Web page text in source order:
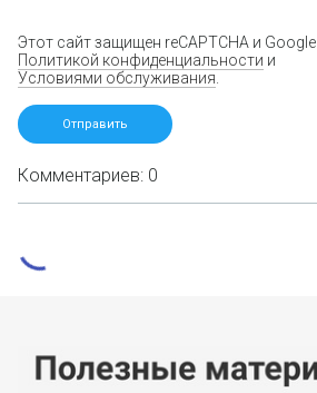
Этот сайт защищен reCAPTCHA и Google
Политикой конфиденциальности и
Условиями обслуживания
Комментариев: 0